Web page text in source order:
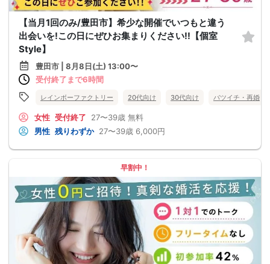
【当月1回のみ/豊田市】希少な開催でいつもと違う
出会いを!この日にぜひお集まりください!!【個室
Style】
豊田市 | 8月8日(土) 13:00〜
受付終了まで6時間
レインボーファクトリー 20代向け 30代向け バツイチ・再婚
女性 受付終了 27〜39歳 無料
男性 残りわずか 27〜39歳 6,000円
早割中！